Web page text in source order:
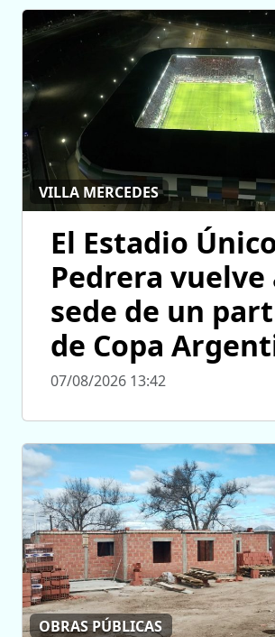
VILLA MERCEDES
El Estadio
Pedrera vuelve
sede de un
de Copa
07/08/2026 13:42
OBRAS PÚBLICAS